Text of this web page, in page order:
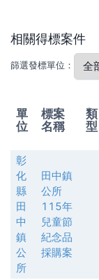
相關得標案件
篩選發標單位：
單
位
標案
名稱
類
型
彰
化
縣
田
中
鎮
公
所
田中鎮
公所
115年
兒童節
紀念品
採購案